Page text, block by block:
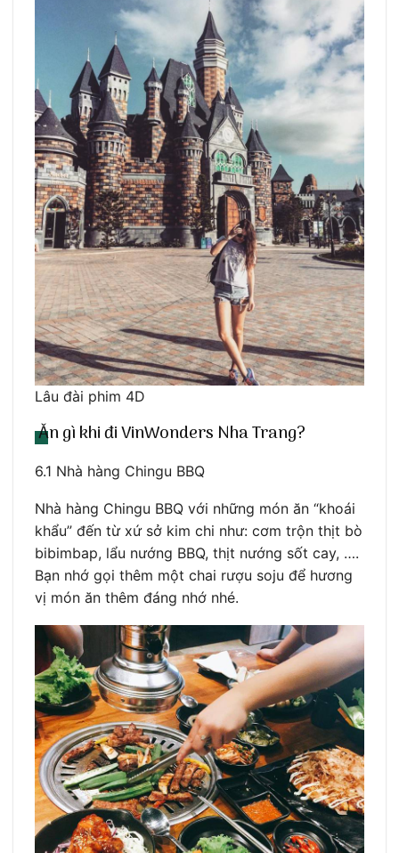
Lâu đài phim 4D
Ăn gì khi đi VinWonders Nha Trang?
6.1 Nhà hàng Chingu BBQ
Nhà hàng Chingu BBQ với những món ăn “khoái
khẩu” đến từ xứ sở kim chi như: cơm trộn thịt bò
bibimbap, lẩu nướng BBQ, thịt nướng sốt cay, ….
Bạn nhớ gọi thêm một chai rượu soju để hương
vị món ăn thêm đáng nhớ nhé.